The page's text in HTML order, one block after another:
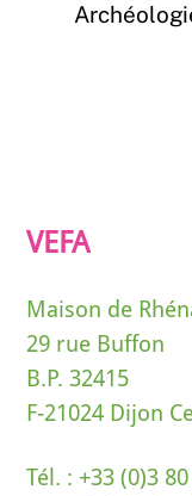
VEFA
Maison de
29 rue Buffon
B.P. 32415
F-21024 Dijon
Tél. : +33 (0)3